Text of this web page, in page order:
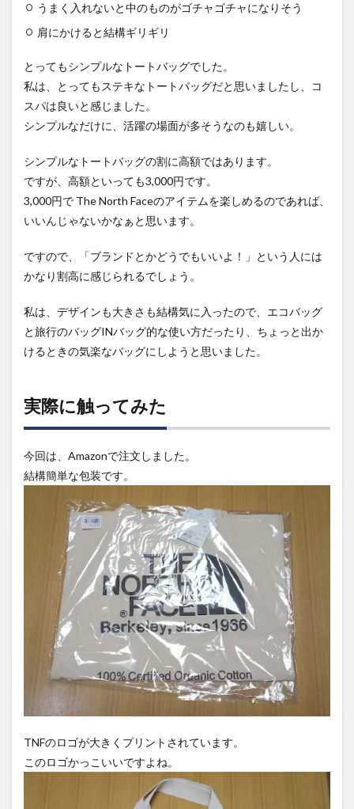
うまく入れないと中のものがゴチャゴチャになりそう
肩にかけると結構ギリギリ
とってもシンプルなトートバッグでした。
私は、とってもステキなトートバッグだと思いましたし、コ
スパは良いと感じました。
シンプルなだけに、活躍の場面が多そうなのも嬉しい。
シンプルなトートバッグの割に高額ではあります。
ですが、高額といっても3,000円です。
3,000円で The North Faceのアイテムを楽しめるのであれば、
いいんじゃないかなぁと思います。
ですので、「ブランドとかどうでもいいよ！」という人には
かなり割高に感じられるでしょう。
私は、デザインも大きさも結構気に入ったので、エコバッグ
と旅行のバッグINバッグ的な使い方だったり、ちょっと出か
けるときの気楽なバッグにしようと思いました。
実際に触ってみた
今回は、Amazonで注文しました。
結構簡単な包装です。
TNFのロゴが大きくプリントされています。
このロゴかっこいいですよね。